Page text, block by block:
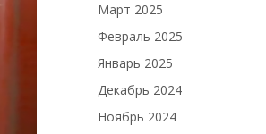
Март 2025
Февраль 2025
Январь 2025
Декабрь 2024
Ноябрь 2024